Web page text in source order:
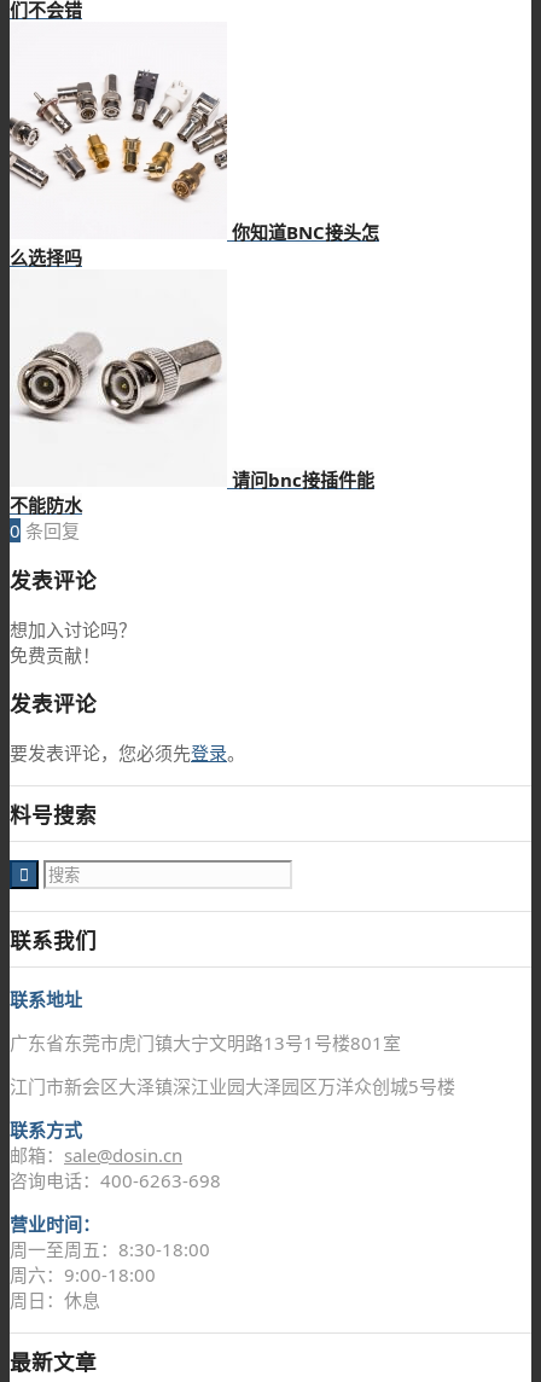
们不会错
你知道BNC接头怎
么选择吗
请问bnc接插件能
不能防水
0 条回复
发表评论
想加入讨论吗？
免费贡献！
发表评论
要发表评论，您必须先登录。
料号搜索
联系我们
联系地址
广东省东莞市虎门镇大宁文明路13号1号楼801室
江门市新会区大泽镇深江业园大泽园区万洋众创城5号楼
联系方式
邮箱： sale@dosin.cn
咨询电话：400-6263-698
营业时间：
周一至周五：8:30-18:00
周六：9:00-18:00
周日：休息
最新文章